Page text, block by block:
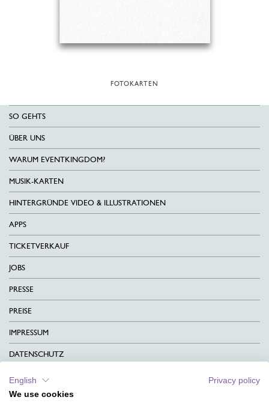
FOTOKARTEN
SO GEHTS
ÜBER UNS
WARUM EVENTKINGDOM?
MUSIK-KARTEN
HINTERGRÜNDE VIDEO & ILLUSTRATIONEN
APPS
TICKETVERKAUF
JOBS
PRESSE
PREISE
IMPRESSUM
DATENSCHUTZ
KONTAKT
AGB
English
Privacy policy
We use cookies